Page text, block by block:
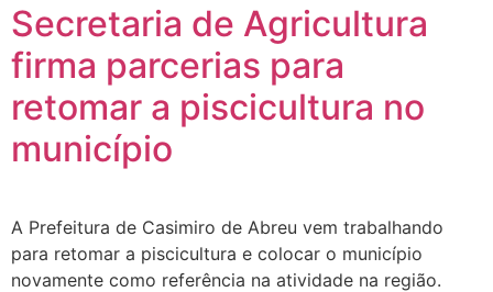
Secretaria de Agricultura
firma parcerias para
retomar a piscicultura no
município
A Prefeitura de Casimiro de Abreu vem trabalhando
para retomar a piscicultura e colocar o município
novamente como referência na atividade na região.